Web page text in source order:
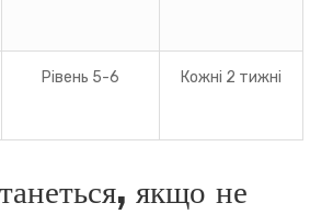
Рівень 5-6 Кожні 2 тижні
якщо не